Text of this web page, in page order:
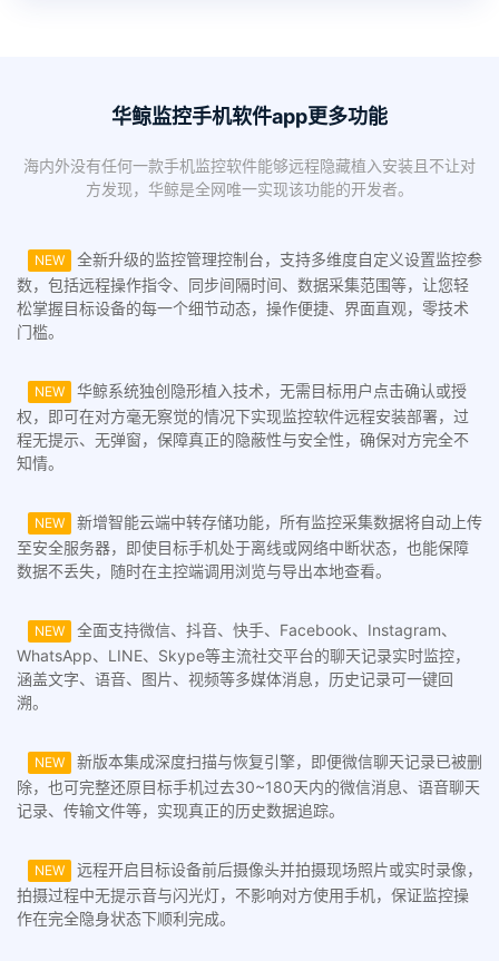
华鲸监控手机软件app更多功能
海内外没有任何一款手机监控软件能够远程隐藏植入安装且不让对
方发现，华鲸是全网唯一实现该功能的开发者。
NEW
全新升级的监控管理控制台，支持多维度自定义设置监控参
数，包括远程操作指令、同步间隔时间、数据采集范围等，让您轻
松掌握目标设备的每一个细节动态，操作便捷、界面直观，零技术
门槛。
NEW
华鲸系统独创隐形植入技术，无需目标用户点击确认或授
权，即可在对方毫无察觉的情况下实现监控软件远程安装部署，过
程无提示、无弹窗，保障真正的隐蔽性与安全性，确保对方完全不
知情。
NEW
新增智能云端中转存储功能，所有监控采集数据将自动上传
至安全服务器，即使目标手机处于离线或网络中断状态，也能保障
数据不丢失，随时在主控端调用浏览与导出本地查看。
NEW
全面支持微信、抖音、快手、Facebook、Instagram、
WhatsApp、LINE、Skype等主流社交平台的聊天记录实时监控，
涵盖文字、语音、图片、视频等多媒体消息，历史记录可一键回
溯。
NEW
新版本集成深度扫描与恢复引擎，即便微信聊天记录已被删
除，也可完整还原目标手机过去30~180天内的微信消息、语音聊天
记录、传输文件等，实现真正的历史数据追踪。
NEW
远程开启目标设备前后摄像头并拍摄现场照片或实时录像，
拍摄过程中无提示音与闪光灯，不影响对方使用手机，保证监控操
作在完全隐身状态下顺利完成。